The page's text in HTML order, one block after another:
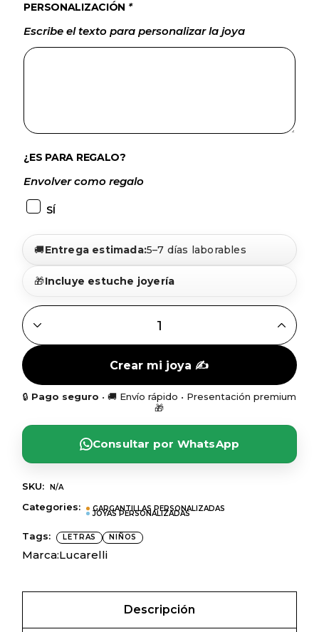
PERSONALIZACIÓN *
Escribe el texto para personalizar la joya
¿ES PARA REGALO?
Envolver como regalo
SÍ
🚚Entrega estimada:5–7 días laborables
🎁Incluye estuche joyería
GARGANTILLA ABUELA CON NIÑOS PERSONALIZABLE EN
Crear mi joya ✍️
🔒 Pago seguro • 🚚 Envío rápido • Presentación premium
🎁
Consultar por WhatsApp
SKU: N/A
Categories: GARGANTILLAS PERSONALIZADAS
JOYAS PERSONALIZADAS
Tags: LETRAS NIÑOS
Marca:Lucarelli
Descripción